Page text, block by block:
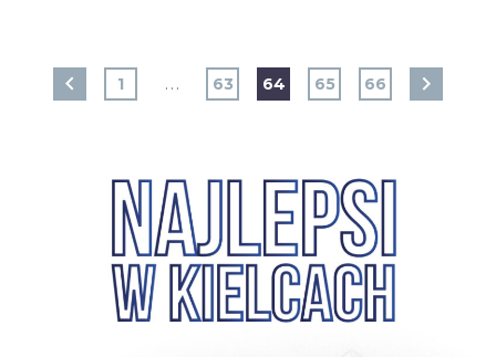
1 … 63 64 65 66